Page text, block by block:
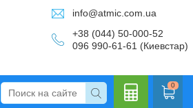
info@atmic.com.ua
+38 (044) 50-000-52
096 990-61-61 (Киевстар)
0